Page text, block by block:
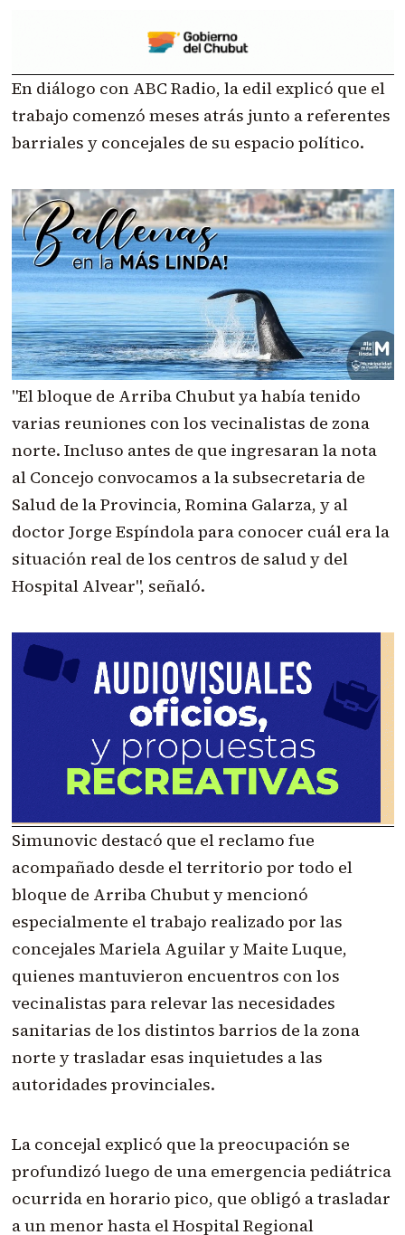
En diálogo con ABC Radio, la edil explicó que el
trabajo comenzó meses atrás junto a referentes
barriales y concejales de su espacio político.
"El bloque de Arriba Chubut ya había tenido
varias reuniones con los vecinalistas de zona
norte. Incluso antes de que ingresaran la nota
al Concejo convocamos a la subsecretaria de
Salud de la Provincia, Romina Galarza, y al
doctor Jorge Espíndola para conocer cuál era la
situación real de los centros de salud y del
Hospital Alvear", señaló.
Simunovic destacó que el reclamo fue
acompañado desde el territorio por todo el
bloque de Arriba Chubut y mencionó
especialmente el trabajo realizado por las
concejales Mariela Aguilar y Maite Luque,
quienes mantuvieron encuentros con los
vecinalistas para relevar las necesidades
sanitarias de los distintos barrios de la zona
norte y trasladar esas inquietudes a las
autoridades provinciales.
La concejal explicó que la preocupación se
profundizó luego de una emergencia pediátrica
ocurrida en horario pico, que obligó a trasladar
a un menor hasta el Hospital Regional